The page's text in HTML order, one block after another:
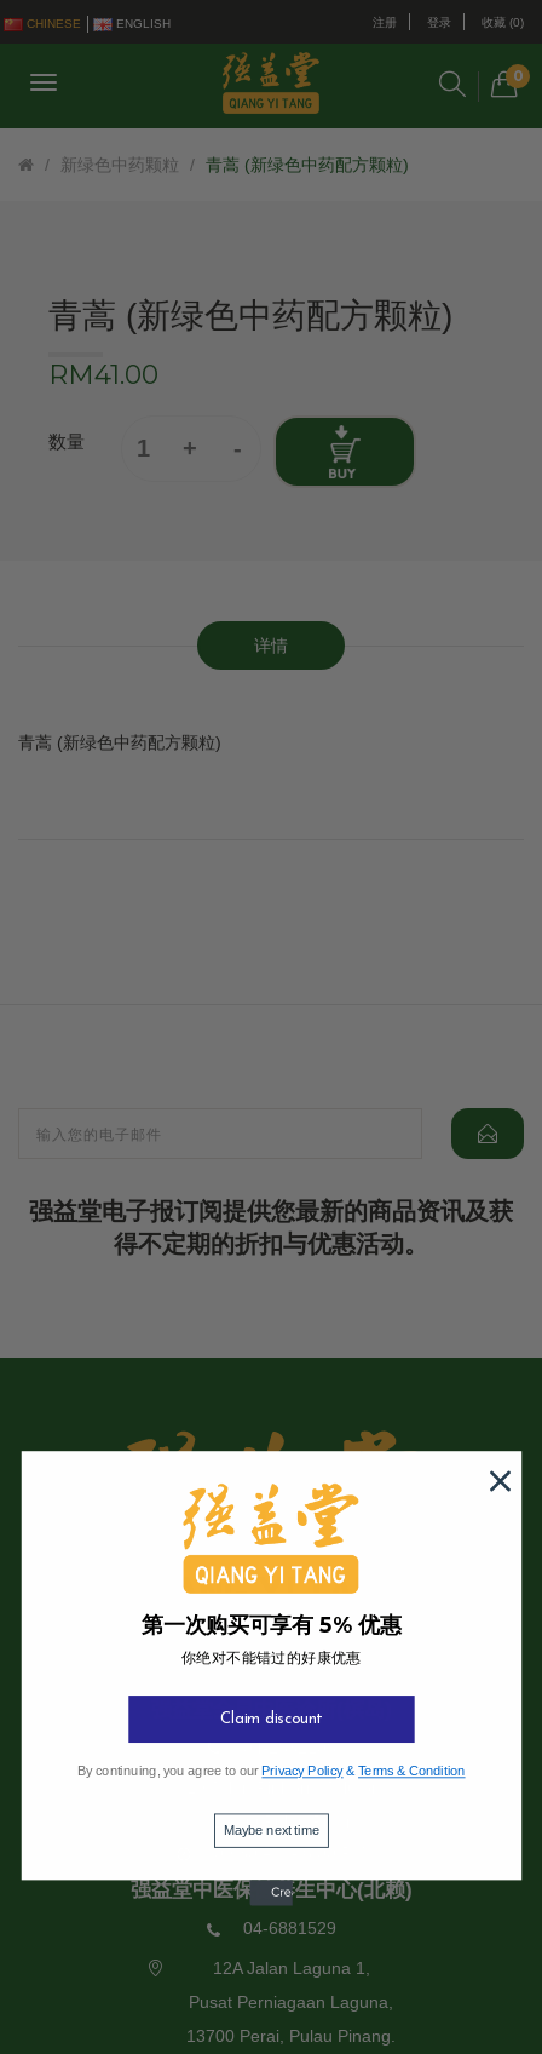
CHINESE ENGLISH 注册 登录 收藏 (0)
0
新绿色中药颗粒 青蒿 (新绿色中药配方颗粒)
青蒿 (新绿色中药配方颗粒)
RM41.00
数量
详情
青蒿 (新绿色中药配方颗粒)
强益堂电子报订阅提供您最新的商品资讯及获
得不定期的折扣与优惠活动。
强益堂全息中医诊所
强益堂全息中医诊所(槟岛)
04-2832108
11600 Pulau Pinang.
09:30 AM - 6:00 PM
强益堂中医保健养生中心(北赖)
04-6881529
12A Jalan Laguna 1,
Pusat Perniagaan Laguna,
13700 Perai, Pulau Pinang.
第一次购买可享有 5% 优惠
你绝对不能错过的好康优惠
Claim discount
By continuing, you agree to our Privacy Policy&Terms & Condition
Maybe next time